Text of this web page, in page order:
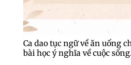
Ca dao tục ngữ về ăn uống
bài học ý nghĩa về cuộc sống.